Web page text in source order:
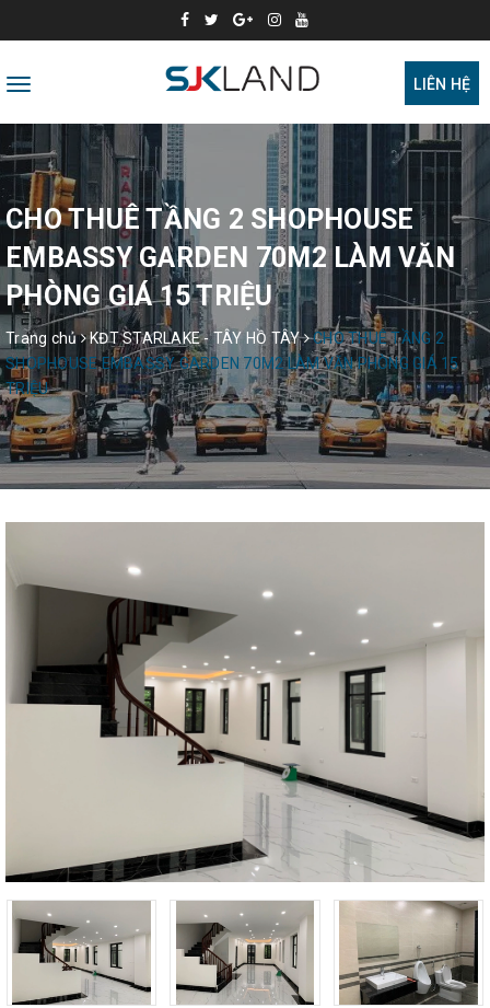
Toggle
LIÊN HỆ
CHO THUÊ TẦNG 2 SHOPHOUSE
EMBASSY GARDEN 70M2 LÀM VĂN
PHÒNG GIÁ 15 TRIỆU
Trang chủ KĐT STARLAKE - TÂY HỒ TÂY
CHO THUÊ TẦNG 2
SHOPHOUSE EMBASSY GARDEN 70M2 LÀM VĂN PHÒNG GIÁ 15
TRIỆU